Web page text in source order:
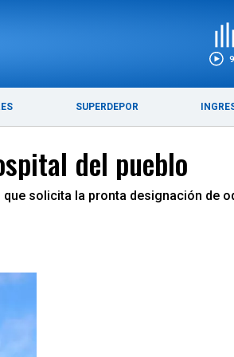
SUPERDEPOR
del pueblo
solicita la pronta designación de